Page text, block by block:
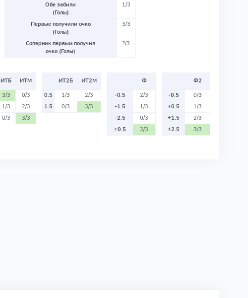
Обе забили
(Голы)
1/3
Первые получили очко
(Голы)
3/3
Соперник первым получил
очко (Голы)
?/3
ИТБ
ИТМ
3/3
0/3
1/3
2/3
0/3 3/3
ИТ2Б
ИТ2М
0.5
1/3
2/3
1.5
0/3 3/3
Ф
-0.5
2/3
-1.5
1/3
-2.5
0/3
+0.5
3/3
Ф2
-0.5
0/3
+0.5
1/3
+1.5
2/3
+2.5
3/3